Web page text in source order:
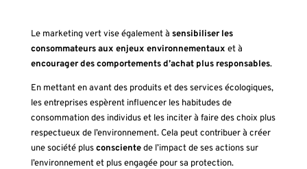
Le marketing vert vise également à sensibiliser les
consommateurs aux enjeux environnementaux et à
encourager des comportements d’achat plus responsables.
En mettant en avant des produits et des services écologiques,
les entreprises espèrent influencer les habitudes de
consommation des individus et les inciter à faire des choix plus
respectueux de l’environnement. Cela peut contribuer à créer
une société plusconscientede l’impact de ses actions sur
l’environnement et plus engagée pour sa protection.